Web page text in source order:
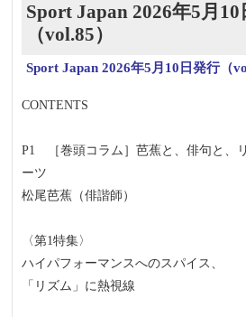
Sport Japan 2026年5月
（vol.85）
Sport Japan 2026年5月10日発行（
CONTENTS
P1 ［巻頭コラム］芭蕉と、俳句と、
ーツ
松尾芭蕉（俳諧師）
〈第1特集〉
ハイパフォーマンスへのスパイス、
「リズム」に熱視線